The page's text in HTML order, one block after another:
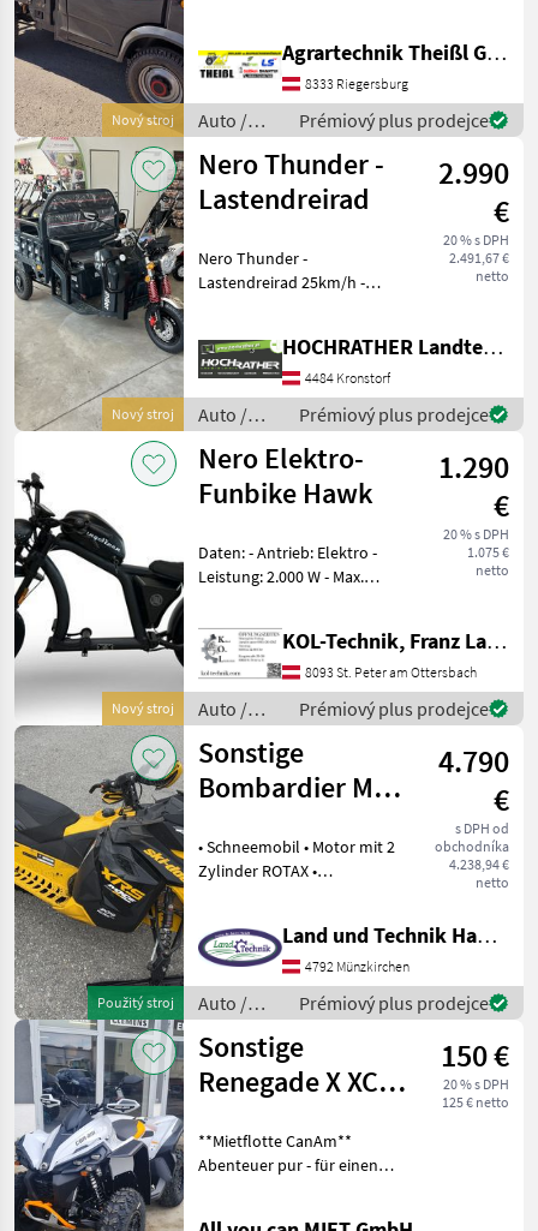
Nový stroj
vorausschauender
Fahrweise! 72V Anlage - Blei
AGM Akkus Batterie Serie 6
x
Agrartechnik Theißl GmbH
8333 Riegersburg
Auto /
Motocykle
/ Sonstige
Prémiový plus prodejce
Nový stroj
Nero Thunder -
Lastendreirad
2.990
€
20 % s DPH
2.491,67 €
netto
Nero Thunder -
Lastendreirad 25km/h -
Geschwindigkeit: 25km/h -
Antrieb: Elektro - Leistung:
600W - Batterie: 60V / 45Ah
HOCHRATHER Landtechnik GmbH
4484 Kronstorf
Auto /
Motocykle
/ Nero
Prémiový plus prodejce
Nový stroj
Nero Elektro-
Funbike Hawk
1.290
€
20 % s DPH
1.075 €
netto
Daten: - Antrieb: Elektro -
Leistung: 2.000 W - Max.
Geschwindigkeitsstufen: 3 -
Reichweite: 60–80 km -
Akku: 60V/30Ah Lithium - La
KOL-Technik, Franz Lampl-Küssner
8093 St. Peter am Ottersbach
Auto /
Motocykle
/ Nero
Prémiový plus prodejce
Použitý stroj
Sonstige
Bombardier MX-
4.790
€
s DPH od
obchodníka
4.238,94 €
netto
• Schneemobil • Motor mit 2
Zylinder ROTAX •
Motor mit 600 cm3 •
Vorwärts / Rückwärtsgang •
Riemenantrieb
Land und Technik HandelsgesmbH
4792 Münzkirchen
Auto /
Motocykle
/ Sonstige
Prémiový plus prodejce
Sonstige
Renegade X XC
MIETEN ###
150 €
20 % s DPH
125 € netto
**Mietflotte CanAm**
Abenteuer pur - für einen